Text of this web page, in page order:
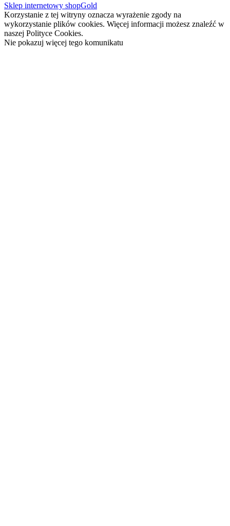
Sklep internetowy shopGold
Korzystanie z tej witryny oznacza wyrażenie zgody na
wykorzystanie plików cookies. Więcej informacji możesz znaleźć w
naszej Polityce Cookies.
Nie pokazuj więcej tego komunikatu